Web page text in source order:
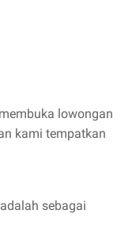
lowongan
kami tempatkan
sebagai